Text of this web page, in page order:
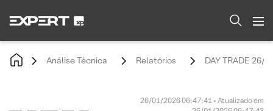
Análise Técnica Relatórios DAY TRADE 26/
26/01/2026 06:47:41 • Atualizado em